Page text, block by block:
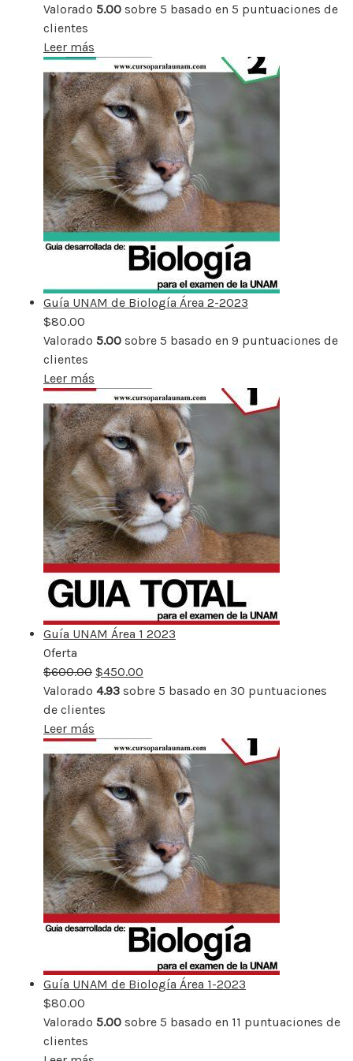
Valorado 5.00 sobre 5 basado en 5 puntuaciones de
clientes
Leer más
Guía UNAM de Biología Área 2-2023
$80.00
Valorado 5.00 sobre 5 basado en 9 puntuaciones de
clientes
Leer más
Guía UNAM Área 1 2023
Oferta
rebajado
$600.00 $450.00
Valorado 4.93 sobre 5 basado en 30 puntuaciones
de clientes
Leer más
Guía UNAM de Biología Área 1-2023
$80.00
Valorado 5.00 sobre 5 basado en 11 puntuaciones de
clientes